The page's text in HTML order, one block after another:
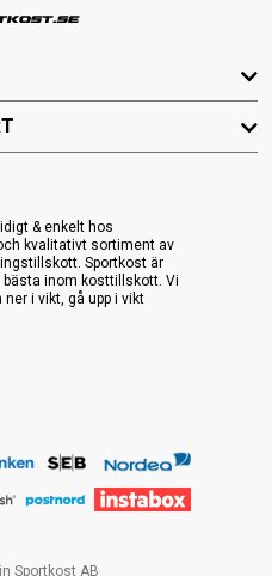
& enkelt hos
kvalitativt sortiment av
Sportkost är
inom kosttillskott. Vi
i vikt, gå upp i vikt
Sportkost AB